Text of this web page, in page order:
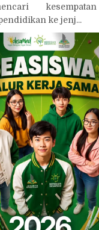
ke jenj...